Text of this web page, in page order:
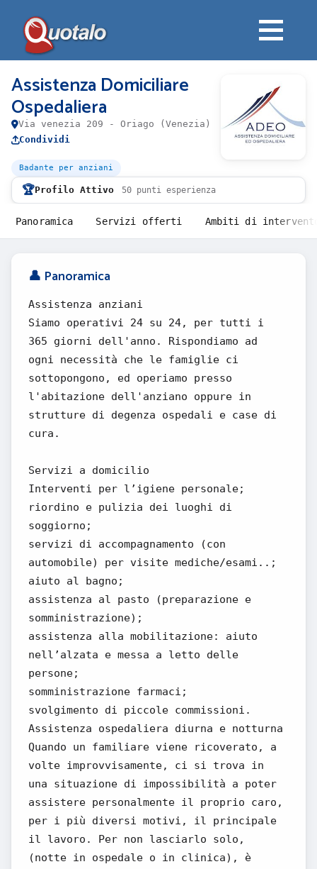
Assistenza Domiciliare
Ospedaliera
Via venezia 209 - Oriago (Venezia)
Condividi
Badante per anziani
🏆Profilo Attivo 50 punti esperienza
Panoramica Servizi offerti Ambiti di
👤 Panoramica
Assistenza anziani
Siamo operativi 24 su 24, per tutti i
365 giorni dell'anno. Rispondiamo ad
ogni necessità che le famiglie ci
sottopongono, ed operiamo presso
l'abitazione dell'anziano oppure in
strutture di degenza ospedali e case di
cura.
Servizi a domicilio
Interventi per l’igiene personale;
riordino e pulizia dei luoghi di
soggiorno;
servizi di accompagnamento (con
automobile) per visite mediche/esami..;
aiuto al bagno;
assistenza al pasto (preparazione e
somministrazione);
assistenza alla mobilitazione: aiuto
nell’alzata e messa a letto delle
persone;
somministrazione farmaci;
svolgimento di piccole commissioni.
Assistenza ospedaliera diurna e notturna
Quando un familiare viene ricoverato, a
volte improvvisamente, ci si trova in
una situazione di impossibilità a poter
assistere personalmente il proprio caro,
per i più diversi motivi, il principale
il lavoro. Per non lasciarlo solo,
(notte in ospedale o in clinica), è